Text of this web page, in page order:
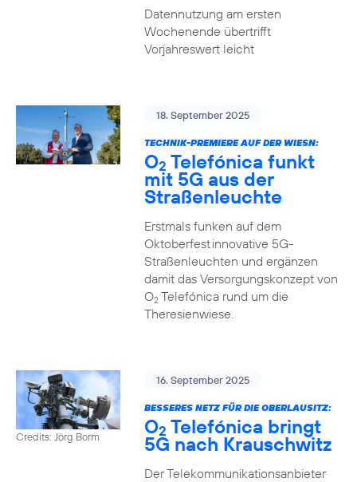
Datennutzung am ersten
Wochenende übertrifft
Vorjahreswert leicht
18. September 2025
TECHNIK-PREMIERE AUF DER WIESN:
O2 Telefónica funkt
mit 5G aus der
Straßenleuchte
Erstmals funken auf dem
Oktoberfest innovative 5G-
Straßenleuchten und ergänzen
damit das Versorgungskonzept von
O2Telefónica rund um die
Theresienwiese.
Credits: Jörg Borm
16. September 2025
BESSERES NETZ FÜR DIE OBERLAUSITZ:
O2 Telefónica bringt
5G nach Krauschwitz
Der Telekommunikationsanbieter